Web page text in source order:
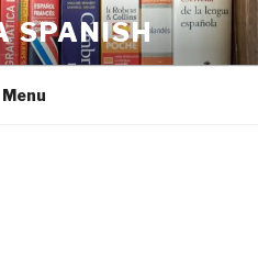
SPANISH
Menu